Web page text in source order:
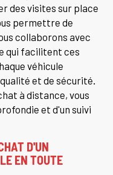
des visites sur place
permettre de
collaborons avec
qui facilitent ces
véhicule
et de sécurité.
à distance, vous
et d'un suivi
D'UN
EN TOUTE